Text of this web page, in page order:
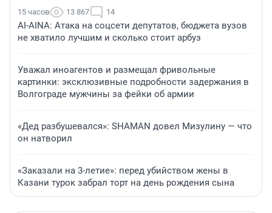
15 часов 13 867 14
AI-AINA: Атака на соцсети депутатов, бюджета вузов
не хватило лучшим и сколько стоит арбуз
Уважал иноагентов и размещал фривольные
картинки: эксклюзивные подробности задержания в
Волгограде мужчины за фейки об армии
«Дед разбушевался»: SHAMAN довел Мизулину — что
он натворил
«Заказали на 3-летие»: перед убийством жены в
Казани турок забрал торт на день рождения сына